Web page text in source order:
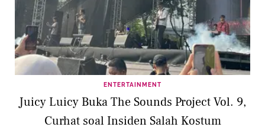
ENTERTAINMENT
Juicy Luicy Buka The Sounds Project Vol. 9,
Curhat soal Insiden Salah Kostum